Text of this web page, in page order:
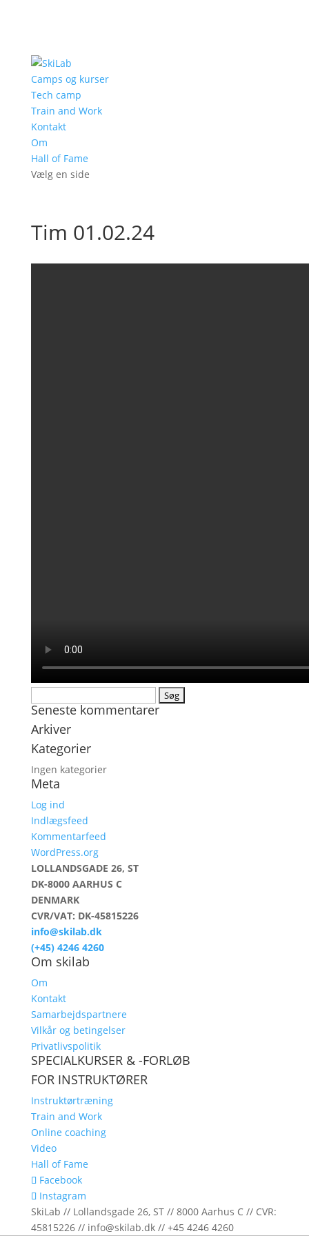
Camps og kurser
Tech camp
Train and Work
Kontakt
Om
Hall of Fame
Vælg en side
Tim 01.02.24
efter:
Seneste kommentarer
Arkiver
Kategorier
Ingen kategorier
Meta
Log ind
Indlægsfeed
Kommentarfeed
WordPress.org
LOLLANDSGADE 26, ST
DK-8000 AARHUS C
DENMARK
CVR/VAT: DK-45815226
info@skilab.dk
(+45) 4246 4260
Om skilab
Om
Kontakt
Samarbejdspartnere
Vilkår og betingelser
Privatlivspolitik
SPECIALKURSER & -FORLØB
FOR INSTRUKTØRER
Instruktørtræning
Train and Work
Online coaching
Video
Hall of Fame
Facebook
Instagram
SkiLab // Lollandsgade 26, ST // 8000 Aarhus C // CVR:
45815226 // info@skilab.dk // +45 4246 4260